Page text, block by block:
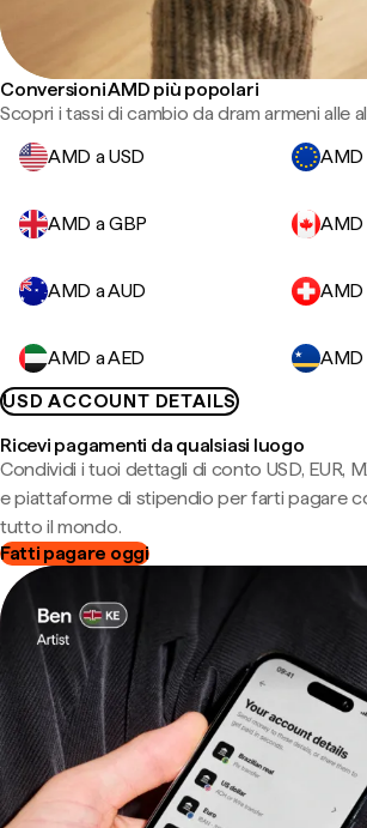
Conversioni AMD più popolari
Scopri i tassi di cambio da dram armeni alle
AMD a USD
AMD
AMD a GBP AMD
AMD a AUD AMD
AMD a AED
AMD
USD ACCOUNT DETAILS
Ricevi pagamenti da qualsiasi luogo
Condividi i tuoi dettagli di conto USD, EUR,
e piattaforme di stipendio per farti pagare
tutto il mondo.
Fatti pagare oggi